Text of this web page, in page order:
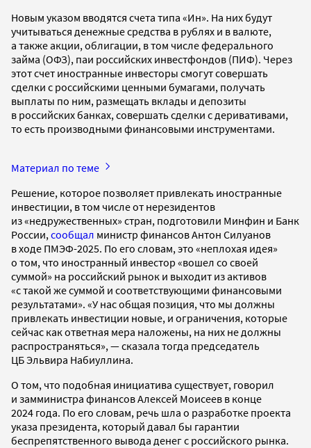
Новым указом вводятся счета типа «Ин». На них будут
учитываться денежные средства в рублях и в валюте,
а также акции, облигации, в том числе федерального
займа (ОФЗ), паи российских инвестфондов (ПИФ). Через
этот счет иностранные инвесторы смогут совершать
сделки с российскими ценными бумагами, получать
выплаты по ним, размещать вклады и депозиты
в российских банках, совершать сделки с деривативами,
то есть производными финансовыми инструментами.
Материал по теме
Решение, которое позволяет привлекать иностранные
инвестиции, в том числе от нерезидентов
из «недружественных» стран, подготовили Минфин и Банк
России, сообщал министр финансов Антон Силуанов
в ходе ПМЭФ-2025. По его словам, это «неплохая идея»
о том, что иностранный инвестор «вошел со своей
суммой» на российский рынок и выходит из активов
«с такой же суммой и соответствующими финансовыми
результатами». «У нас общая позиция, что мы должны
привлекать инвестиции новые, и ограничения, которые
сейчас как ответная мера наложены, на них не должны
распространяться», — сказала тогда председатель
ЦБ Эльвира Набиуллина.
О том, что подобная инициатива существует, говорил
и замминистра финансов Алексей Моисеев в конце
2024 года. По его словам, речь шла о разработке проекта
указа президента, который давал бы гарантии
беспрепятственного вывода денег с российского рынка.